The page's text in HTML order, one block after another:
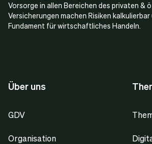
Vorsorge in allen Bereichen des privaten &
Versicherungen machen Risiken kalkulierbar
Fundament für wirtschaftliches Handeln.
Über uns
GDV
Organisation